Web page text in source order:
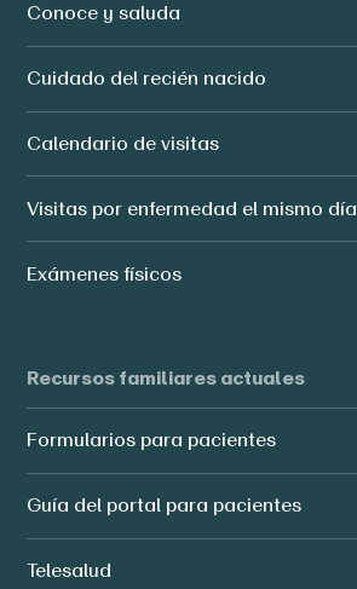
Conoce y saluda
Cuidado del recién nacido
Calendario de visitas
Visitas por enfermedad el mismo día
Exámenes físicos
Recursos familiares actuales
Formularios para pacientes
Guía del portal para pacientes
Telesalud